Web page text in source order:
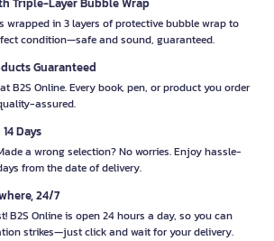
wrapped in 3 layers of protective bubble wrap to
condition—safe and sound, guaranteed.
Guaranteed
B2S Online. Every book, pen, or product you order
assured.
Days
a wrong selection? No worries. Enjoy hassle-
from the date of delivery.
24/7
B2S Online is open 24 hours a day, so you can
strikes—just click and wait for your delivery.